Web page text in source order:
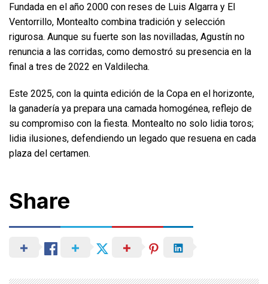
Fundada en el año 2000 con reses de Luis Algarra y El
Ventorrillo, Montealto combina tradición y selección
rigurosa. Aunque su fuerte son las novilladas, Agustín no
renuncia a las corridas, como demostró su presencia en la
final a tres de 2022 en Valdilecha.
Este 2025, con la quinta edición de la Copa en el horizonte,
la ganadería ya prepara una camada homogénea, reflejo de
su compromiso con la fiesta. Montealto no solo lidia toros;
lidia ilusiones, defendiendo un legado que resuena en cada
plaza del certamen.
Share